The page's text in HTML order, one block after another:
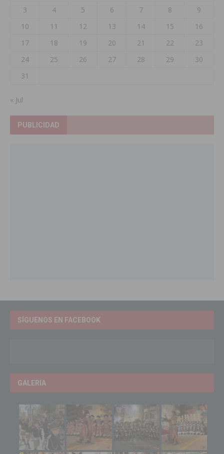
3
4 5 6 7 8
9
10
11 12 13 14 15
16
17
18 19 20 21 22
23
24
25 26 27 28 29
30
31
« Jul
PUBLICIDAD
SÍGUENOS EN FACEBOOK
GALERIA